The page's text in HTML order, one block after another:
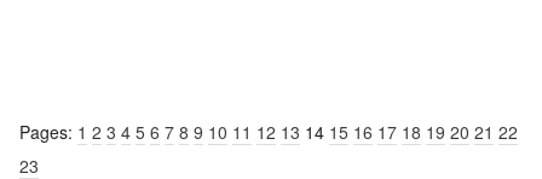
Pages: 1 2 3 4 5 6 7 8 9 10 11 12 13 14 15 16 17 18 19 20 21 22
23